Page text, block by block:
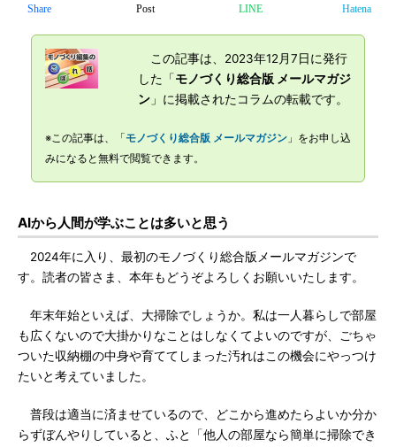
Share Post LINE Hatena
この記事は、2023年12月7日に発行
した「モノづくり総合版 メールマガジ
ン 」に掲載されたコラムの転載です。
※この記事は、「 モノづくり総合版 メールマガジン 」をお申し込
みになると無料で閲覧できます。
AIから人間が学ぶことは多いと思う
2024年に入り、最初のモノづくり総合版メールマガジンで
す。読者の皆さま、本年もどうぞよろしくお願いいたします。
年末年始といえば、大掃除でしょうか。私は一人暮らしで部屋
も広くないので大掛かりなことはしなくてよいのですが、ごちゃ
ついた収納棚の中身や育ててしまった汚れはこの機会にやっつけ
たいと考えていました。
普段は適当に済ませているので、どこから進めたらよいか分か
らずぼんやりしていると、ふと「他人の部屋なら簡単に掃除でき